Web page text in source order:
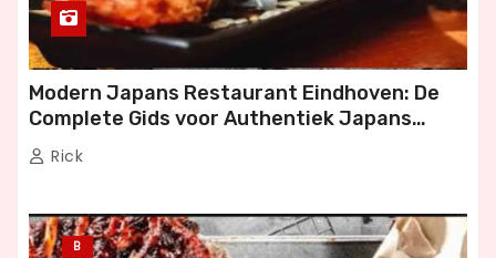
Modern Japans Restaurant Eindhoven: De
Complete Gids voor Authentiek Japans
Dineren
Rick
B